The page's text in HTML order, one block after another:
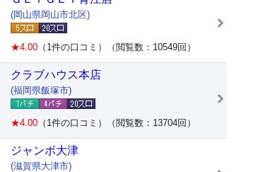
(岡山県岡山市北区)
★4.00 （1件の口コミ）（閲覧数：10549回）
クラブハウス本店
(福岡県飯塚市)
★4.00 （1件の口コミ）（閲覧数：13704回）
ジャンボ大津
(滋賀県大津市)